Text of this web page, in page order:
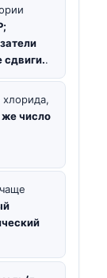
сдвиги..
хлорида,
число
чаще